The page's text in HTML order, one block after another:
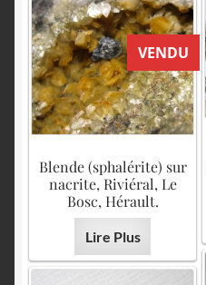
VENDU
Blende (sphalérite) sur
nacrite, Riviéral, Le
Bosc, Hérault.
Lire Plus